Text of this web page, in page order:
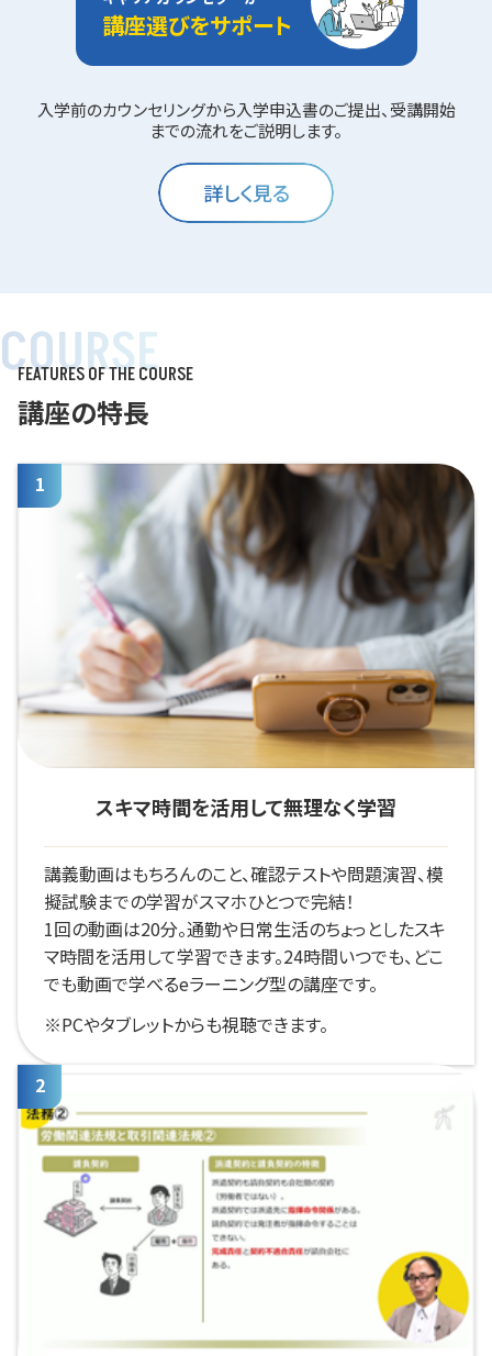
講座選びをサポート
入学前のカウンセリングから入学申込書のご提出、受講開始
までの流れをご説明します。
詳しく見る
FEATURES OF THE COURSE
講座の特長
COURSE
スキマ時間を活用して無理なく学習
講義動画はもちろんのこと、確認テストや問題演習、模
擬試験までの学習がスマホひとつで完結！
1回の動画は20分。通勤や日常生活のちょっとしたスキ
マ時間を活用して学習できます。24時間いつでも、どこ
でも動画で学べるeラーニング型の講座です。
※PCやタブレットからも視聴できます。